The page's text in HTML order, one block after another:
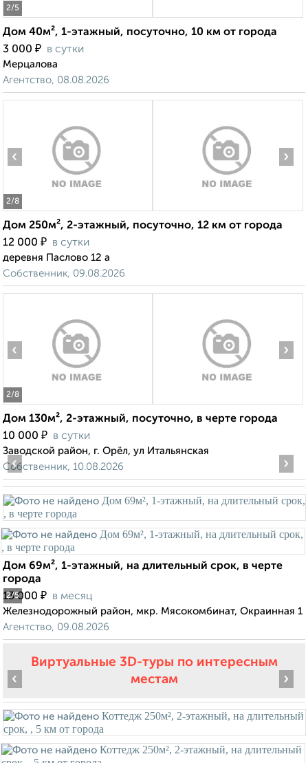
2/5
Дом 40м², 1-этажный, посуточно, 10 км от города
3 000 ₽ в сутки
Мерцалова
Агентство, 08.08.2026
2/8
‹ ›
Дом 250м², 2-этажный, посуточно, 12 км от города
12 000 ₽ в сутки
деревня Паслово 12 а
Собственник, 09.08.2026
2/8
‹ ›
Дом 130м², 2-этажный, посуточно, в черте города
10 000 ₽ в сутки
Заводской район, г. Орёл, ул Итальянская
Собственник, 10.08.2026
2/5
‹ ›
Дом 69м², 1-этажный, на длительный срок, в черте
города
13 000 ₽ в месяц
Железнодорожный район, мкр. Мясокомбинат, Окраинная 1
Агентство, 09.08.2026
Виртуальные 3D-туры по интересным
местам
‹ ›